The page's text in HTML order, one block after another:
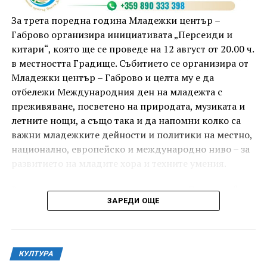
комедиен филм „Брънч за начинаещи“ – в парка,
под звездното дряновско небе.
си библиотека и да вземе друга. Целта е обмен на
заглавия, впечатления и приятен разговор за
За трета поредна година Младежки център –
Габрово организира инициативата „Персеиди и
китари“, която ще се проведе на 12 август от 20.00 ч.
в местността Градище. Събитието се организира от
Младежки център – Габрово и целта му е да
отбележи Международния ден на младежта с
преживяване, посветено на природата, музиката и
летните нощи, а също така и да напомни колко са
важни младежките дейности и политики на местно,
национално, европейско и международно ниво – за
Вечерта е в пика на метеорния поток „Персеиди“ –
едно от най-красивите и очаквани астрономически
дни Земята преминава през шлейф от частици,
оставени от кометата 109P/Swift-Tuttle.
ЗАРЕДИ ОЩЕ
КУЛТУРА